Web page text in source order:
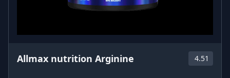
Allmax nutrition Arginine 4.51